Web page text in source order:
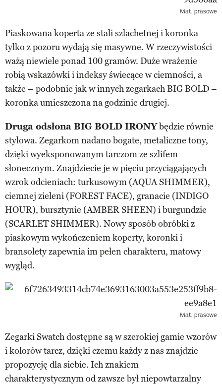
Mat. prasowe
Piaskowana koperta ze stali szlachetnej i koronka
tylko z pozoru wydają się masywne. W rzeczywistości
ważą niewiele ponad 100 gramów. Duże wrażenie
robią wskazówki i indeksy świecące w ciemności, a
także – podobnie jak w innych zegarkach BIG BOLD –
koronka umieszczona na godzinie drugiej.
Druga odsłona BIG BOLD IRONYbędzie równie
stylowa. Zegarkom nadano bogate, metaliczne tony,
dzięki wyeksponowanym tarczom ze szlifem
słonecznym. Znajdziecie je w pięciu przyciągających
wzrok odcieniach: turkusowym (AQUA SHIMMER),
ciemnej zieleni (FOREST FACE), granacie (INDIGO
HOUR), bursztynie (AMBER SHEEN) i burgundzie
(SCARLET SHIMMER). Nowy sposób obróbki z
piaskowym wykończeniem koperty, koronki i
bransolety zapewnia im pełen charakteru, matowy
wygląd.
Mat. prasowe
Zegarki Swatch dostępne są w szerokiej gamie wzorów
i kolorów tarcz, dzięki czemu każdy z nas znajdzie
propozycję dla siebie. Ich znakiem
charakterystycznym od zawsze był niepowtarzalny